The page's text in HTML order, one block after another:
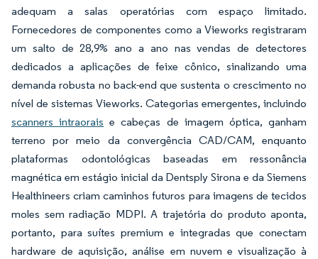
adequam a salas operatórias com espaço limitado.
Fornecedores de componentes como a Vieworks registraram
um salto de 28,9% ano a ano nas vendas de detectores
dedicados a aplicações de feixe cônico, sinalizando uma
demanda robusta no back-end que sustenta o crescimento no
nível de sistemas Vieworks. Categorias emergentes, incluindo
scanners intraorais e cabeças de imagem óptica, ganham
terreno por meio da convergência CAD/CAM, enquanto
plataformas odontológicas baseadas em ressonância
magnética em estágio inicial da Dentsply Sirona e da Siemens
Healthineers criam caminhos futuros para imagens de tecidos
moles sem radiação MDPI. A trajetória do produto aponta,
portanto, para suítes premium e integradas que conectam
hardware de aquisição, análise em nuvem e visualização à